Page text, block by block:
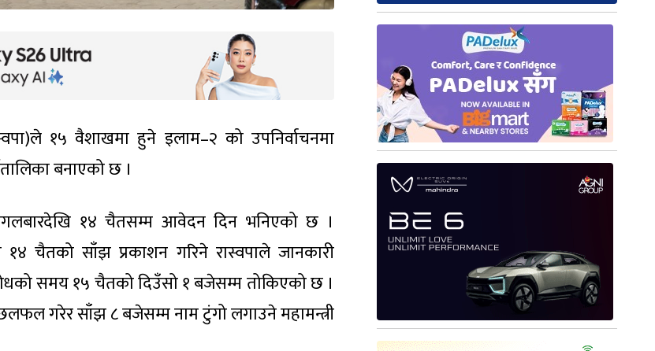
१५ वैशाखमा हुने इलाम–२ को उपनिर्वाचनमा
बनाएको छ ।
१४ चैतसम्म आवेदन दिन भनिएको छ ।
१४ चैतको साँझ प्रकाशन गरिने रास्वपाले जानकारी
समय १५ चैतको दिउँसो १ बजेसम्म तोकिएको छ ।
गरेर साँझ ८ बजेसम्म नाम टुंगो लगाउने महामन्त्री